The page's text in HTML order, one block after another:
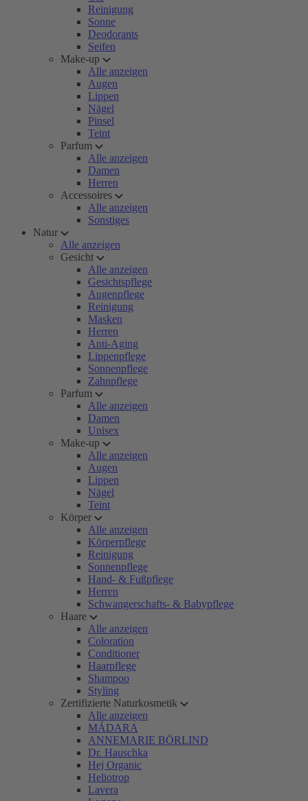
Reinigung
Sonne
Deodorants
Seifen
Make-up
Alle anzeigen
Augen
Lippen
Nägel
Pinsel
Teint
Parfum
Alle anzeigen
Damen
Herren
Accessoires
Alle anzeigen
Sonstiges
Natur
Alle anzeigen
Gesicht
Alle anzeigen
Gesichtspflege
Augenpflege
Reinigung
Masken
Herren
Anti-Aging
Lippenpflege
Sonnenpflege
Zahnpflege
Parfum
Alle anzeigen
Damen
Unisex
Make-up
Alle anzeigen
Augen
Lippen
Nägel
Teint
Körper
Alle anzeigen
Körperpflege
Reinigung
Sonnenpflege
Hand- & Fußpflege
Herren
Schwangerschafts- & Babypflege
Haare
Alle anzeigen
Coloration
Conditioner
Haarpflege
Shampoo
Styling
Zertifizierte Naturkosmetik
Alle anzeigen
MÁDARA
ANNEMARIE BÖRLIND
Dr. Hauschka
Hej Organic
Heliotrop
Lavera